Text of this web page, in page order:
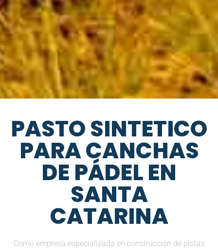
PASTO SINTETICO
PARA CANCHAS
DE PÁDEL EN
SANTA
CATARINA
Como empresa especializada en construcción de pistas